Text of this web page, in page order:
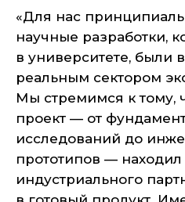
«Для нас
научные разработки,
в университете, были
реальным сектором
Мы стремимся к тому,
проект — от
исследований до
прототипов — находил
индустриального